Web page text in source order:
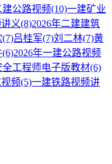
建公路视频(10)一建矿业
义(8)2026年二建建筑
(7)吕桂军(7)刘二林(7)黄
(6)2026年一建公路视频
全工程师电子版教材(6)
频(5)一建铁路视频讲